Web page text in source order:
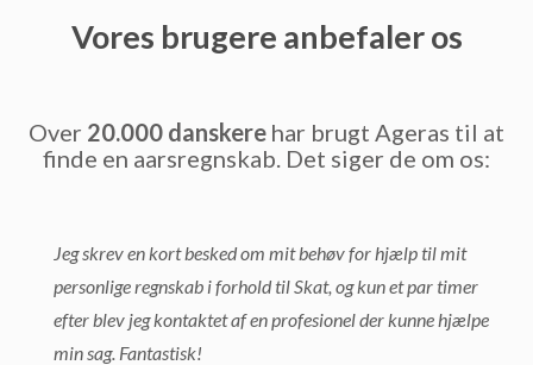
Vores brugere anbefaler os
Over 20.000 danskere har brugt Ageras til at
finde en aarsregnskab. Det siger de om os:
Jeg skrev en kort besked om mit behøv for hjælp til mit
personlige regnskab i forhold til Skat, og kun et par timer
efter blev jeg kontaktet af en profesionel der kunne hjælpe
min sag. Fantastisk!